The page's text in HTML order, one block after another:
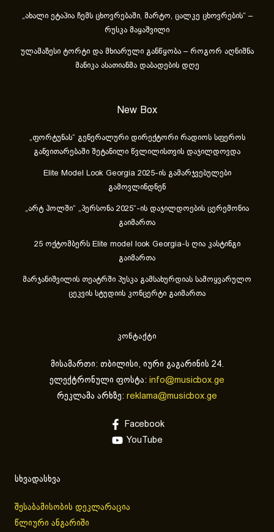
„ახა­ლი ეტა­პია ჩემს ცხოვ­რე­ბა­ში, მარ­ტო, ცალ­კე ცხოვ­რე­ბის“ –
რუსკა მაყაშვილი
ულამაზესი ტორტი და მხიარული განწყობა – როგორ აღნიშნა
მანიკა ასათიანმა დაბადების დღე
New Box
„ფორტუნას“ გენერალური დირექტორი რადიოს სფეროს
განვითარებაში შეტანილი წვლილისთვის დაჯილდოვდა
Elite Model Look Georgia 2025-ის გამარჯვებულები
გამოვლინდნენ
„არტ ჰოლში“ „პერსონა 2025“-ის დაჯილდოების ცერემონია
გაიმართა
25 ოქტომბერს Elite model look Georgia-ს ღია კასტინგი
გაიმართა
მარჯანიშვილის თეატრში პუსკა გამსახურდიას სამოყვარულო
ცეკვის სტუდიის კონცერტი გაიმართა
კონტაქტი
მისამართი: თბილისი, იური გაგარინის 24.
ელექტრონული ფოსტა: info@musicbox.ge
რეკლამა არხზე: reklama@musicbox.ge
Facebook
YouTube
სხვადასხვა
შესაბამისობის დეკლარაცია
წლიური ანგარიში